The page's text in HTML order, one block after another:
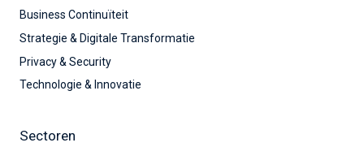
Business Continuïteit
Strategie & Digitale Transformatie
Privacy & Security
Technologie & Innovatie
Sectoren